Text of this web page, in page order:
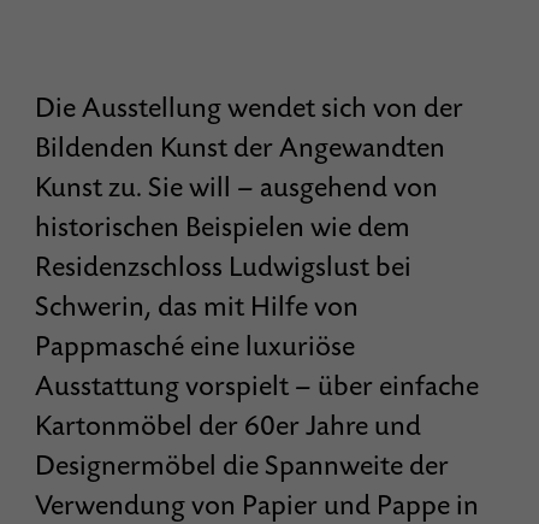
Die Ausstellung wendet sich von der
Bildenden Kunst der Angewandten
Kunst zu. Sie will – ausgehend von
historischen Beispielen wie dem
Residenzschloss Ludwigslust bei
Schwerin, das mit Hilfe von
Pappmasché eine luxuriöse
Ausstattung vorspielt – über einfache
Kartonmöbel der 60er Jahre und
Designermöbel die Spannweite der
Verwendung von Papier und Pappe in